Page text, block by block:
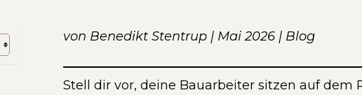
von Benedikt Stentrup | Mai 2026 | Blog
Stell dir vor, deine Bauarbeiter sitzen auf dem